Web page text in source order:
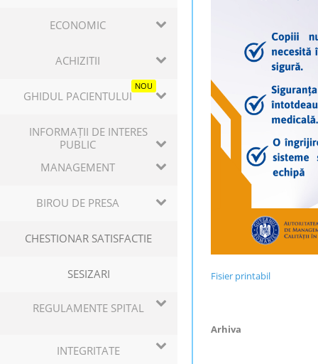
ECONOMIC
ACHIZITII
GHIDUL PACIENTULUI
NOU
INFORMAȚII DE INTERES
PUBLIC
MANAGEMENT
BIROU DE PRESA
CHESTIONAR SATISFACTIE
SESIZARI
REGULAMENTE SPITAL
INTEGRITATE
Fisier printabil
Arhiva